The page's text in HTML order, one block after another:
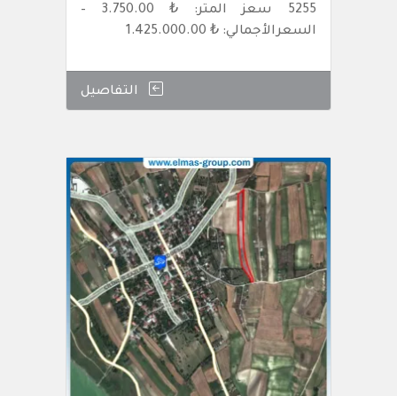
5255 سعز المتر: ₺ 3.750.00 –
السعرالأجمالي: ₺ 1.425.000.00
التفاصيل